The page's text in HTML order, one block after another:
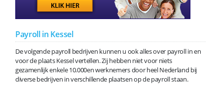
Payroll in Kessel
De volgende payroll bedrijven kunnen u ook alles over payroll in en
voor de plaats Kessel vertellen. Zij hebben niet voor niets
gezamenlijk enkele 10.000en werknemers door heel Nederland bij
diverse bedrijven in verschillende plaatsen op de payroll staan.